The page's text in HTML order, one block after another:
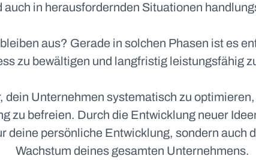
auch in herausfordernden Situationen
aus? Gerade in solchen Phasen ist es
zu bewältigen und langfristig leistungsfähig
Unternehmen systematisch zu
zu befreien. Durch die Entwicklung neuer
deine persönliche Entwicklung, sondern auch
Wachstum deines gesamten Unternehmens.